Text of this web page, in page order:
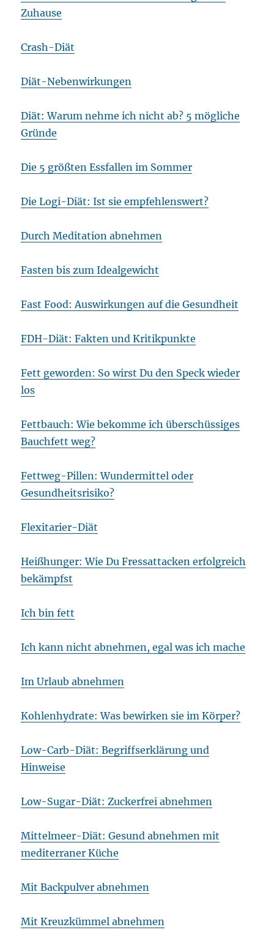
Zuhause
Crash-Diät
Diät-Nebenwirkungen
Diät: Warum nehme ich nicht ab? 5 mögliche
Gründe
Die 5 größten Essfallen im Sommer
Die Logi-Diät: Ist sie empfehlenswert?
Durch Meditation abnehmen
Fasten bis zum Idealgewicht
Fast Food: Auswirkungen auf die Gesundheit
FDH-Diät: Fakten und Kritikpunkte
Fett geworden: So wirst Du den Speck wieder
los
Fettbauch: Wie bekomme ich überschüssiges
Bauchfett weg?
Fettweg-Pillen: Wundermittel oder
Gesundheitsrisiko?
Flexitarier-Diät
Heißhunger: Wie Du Fressattacken erfolgreich
bekämpfst
Ich bin fett
Ich kann nicht abnehmen, egal was ich mache
Im Urlaub abnehmen
Kohlenhydrate: Was bewirken sie im Körper?
Low-Carb-Diät: Begriffserklärung und
Hinweise
Low-Sugar-Diät: Zuckerfrei abnehmen
Mittelmeer-Diät: Gesund abnehmen mit
mediterraner Küche
Mit Backpulver abnehmen
Mit Kreuzkümmel abnehmen